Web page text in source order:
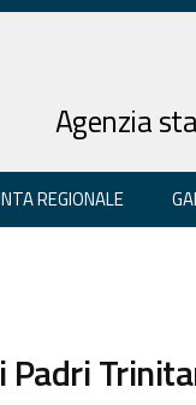
Agenzia
REGIONALE
Padri